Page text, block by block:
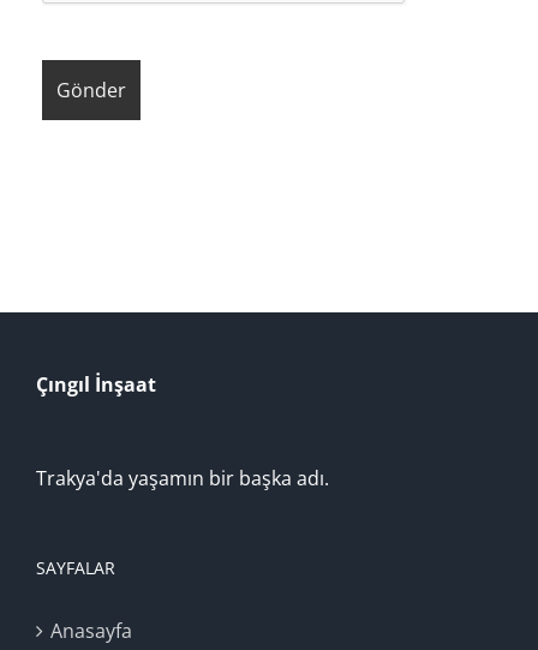
Çıngıl İnşaat
Trakya'da yaşamın bir başka adı.
SAYFALAR
Anasayfa